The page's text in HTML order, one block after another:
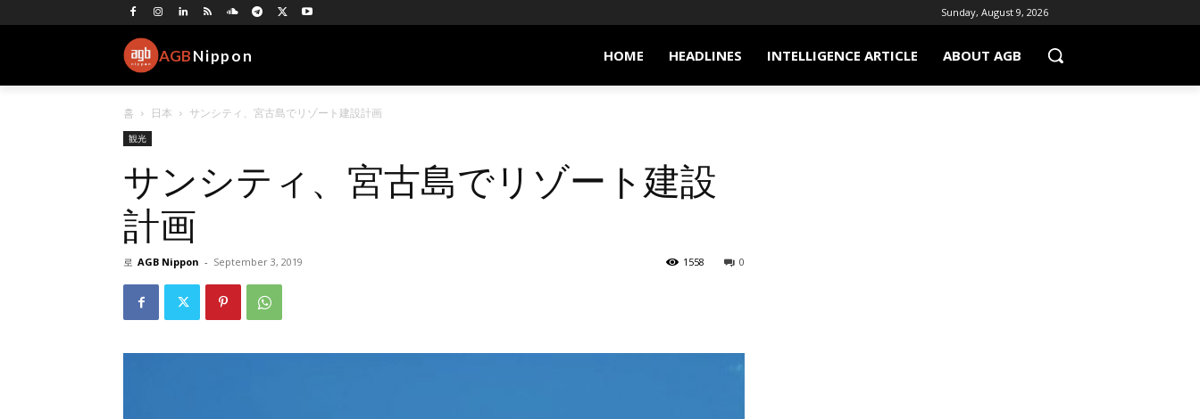
Sunday, August 9, 2026
AGBNippon HOME HEADLINES INTELLIGENCE ARTICLE ABOUT AGB
홈 日本 サンシティ、宮古島でリゾート建設計画
観光
サンシティ、宮古島でリゾート建設
計画
로 AGB Nippon - September 3, 2019 0
1558